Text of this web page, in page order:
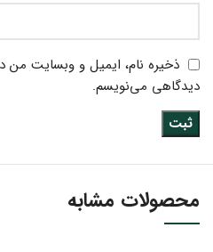
ذخیره نام، ایمیل و وبسایت من
دیدگاهی می‌نویسم.
محصولات مشابه